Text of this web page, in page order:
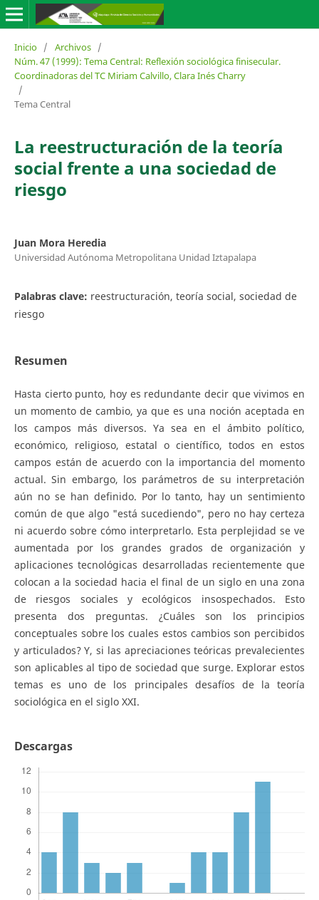
Inicio / Archivos /
Núm. 47 (1999): Tema Central: Reflexión sociológica finisecular.
Coordinadoras del TC Miriam Calvillo, Clara Inés Charry
/
Tema Central
La reestructuración de la teoría
social frente a una sociedad de
riesgo
Juan Mora Heredia
Universidad Autónoma Metropolitana Unidad Iztapalapa
Palabras clave: reestructuración, teoría social, sociedad de
riesgo
Resumen
Hasta cierto punto, hoy es redundante decir que vivimos en
un momento de cambio, ya que es una noción aceptada en
los campos más diversos. Ya sea en el ámbito político,
económico, religioso, estatal o científico, todos en estos
campos están de acuerdo con la importancia del momento
actual. Sin embargo, los parámetros de su interpretación
aún no se han definido. Por lo tanto, hay un sentimiento
común de que algo "está sucediendo", pero no hay certeza
ni acuerdo sobre cómo interpretarlo. Esta perplejidad se ve
aumentada por los grandes grados de organización y
aplicaciones tecnológicas desarrolladas recientemente que
colocan a la sociedad hacia el final de un siglo en una zona
de riesgos sociales y ecológicos insospechados. Esto
presenta dos preguntas. ¿Cuáles son los principios
conceptuales sobre los cuales estos cambios son percibidos
y articulados? Y, si las apreciaciones teóricas prevalecientes
son aplicables al tipo de sociedad que surge. Explorar estos
temas es uno de los principales desafíos de la teoría
sociológica en el siglo XXI.
Descargas